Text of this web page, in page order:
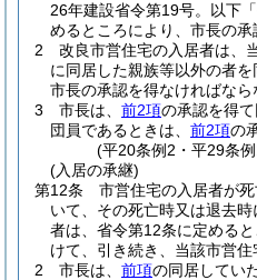
26年建設省令第19号。以下
めるところにより、市長の承
2
改良市営住宅の入居者は、
に同居した親族等以外の者を
市長の承認を得なければなら
3
市長は、 前2項の承認を得
団員であるときは、 前2項の
(平20条例2・平29条
(入居の承継)
第12条
市営住宅の入居者が
いて、その死亡時又は退去
者は、省令第12条に定める
けて、引き続き、当該市営住
2
市長は、 前項の同居してい